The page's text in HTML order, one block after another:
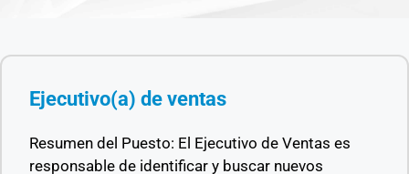
Ejecutivo(a) de ventas
Resumen del Puesto: El Ejecutivo de Ventas es
responsable de identificar y buscar nuevos